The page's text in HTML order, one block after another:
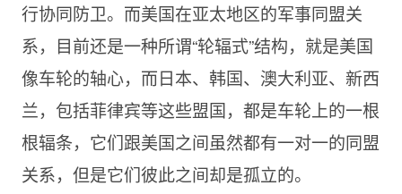
行协同防卫。而美国在亚太地区的军事同盟关
系，目前还是一种所谓“轮辐式”结构，就是美国
像车轮的轴心，而日本、韩国、澳大利亚、新西
兰，包括菲律宾等这些盟国，都是车轮上的一根
根辐条，它们跟美国之间虽然都有一对一的同盟
关系，但是它们彼此之间却是孤立的。